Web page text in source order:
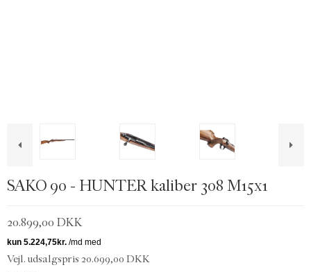
SAKO 90 - HUNTER kaliber 308 M15x1
20.899,00 DKK
Vejl. udsalgspris 20.699,00 DKK